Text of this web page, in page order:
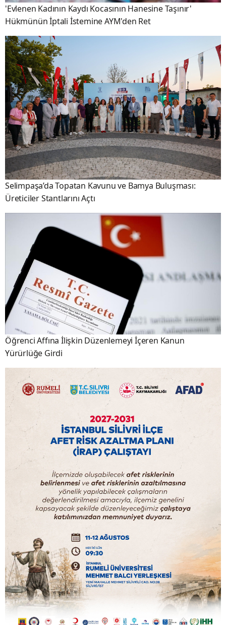
'Evlenen Kadının Kaydı Kocasının Hanesine Taşınır'
Hükmünün İptali İstemine AYM'den Ret
Selimpaşa’da Topatan Kavunu ve Bamya Buluşması:
Üreticiler Stantlarını Açtı
Öğrenci Affına İlişkin Düzenlemeyi İçeren Kanun
Yürürlüğe Girdi